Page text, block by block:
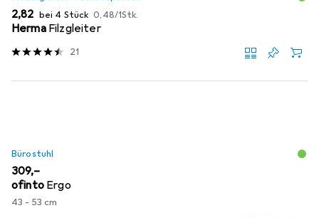
EUR
2,82 bei 4 Stück EUR
0,48/1Stk.
Herma Filzgleiter
21
Bürostuhl
EUR
309,–
ofinto Ergo
43 - 53 cm